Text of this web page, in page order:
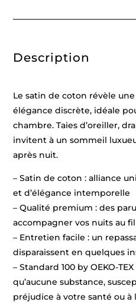
Blanc
140
x
63
x
cm
Description
Le satin de coton révèle
élégance discrète, idéale
chambre. Taies d’oreiller,
invitent à un sommeil
après nuit.
– Satin de coton : alliance
et d’élégance intemporelle
– Qualité premium : des
accompagner vos nuits au
– Entretien facile : un
disparaissent en quelques
– Standard 100 by OEKO-
qu’aucune substance,
préjudice à votre santé ou à